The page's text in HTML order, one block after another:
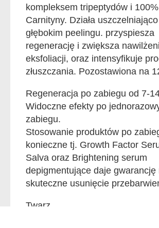
kompleksem tripeptydów i
Carnityny. Działa
głębokim peelingu. przyspiesza
regenerację i zwiększa
eksfoliacji, oraz intensyfikuje
złuszczania. Pozostawiona na
Regeneracja po zabiegu od 7-
Widoczne efekty po
zabiegu.
Stosowanie produktów po
konieczne tj. Growth Factor
Salva oraz Brightening serum
depigmentujące daje gwarancję
skuteczne usunięcie
Twarz